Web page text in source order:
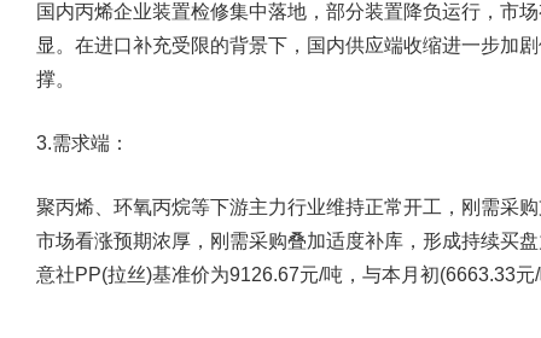
国内丙烯企业装置检修集中落地，部分装置降负运行，市
显。在进口补充受限的背景下，国内供应端收缩进一步加
撑。
3.需求端：
聚丙烯、环氧丙烷等下游主力行业维持正常开工，刚需采
市场看涨预期浓厚，刚需采购叠加适度补库，形成持续买
意社PP(拉丝)基准价为9126.67元/吨，与本月初(6663.33